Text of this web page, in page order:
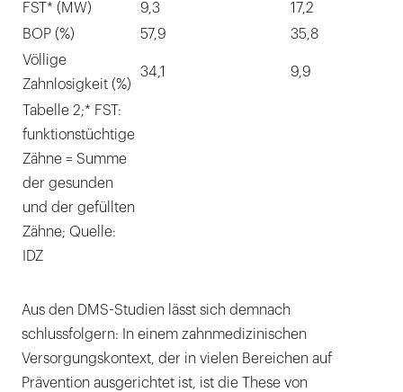
FST* (MW) 9,3
17,2
BOP (%)
57,9
35,8
Völlige
Zahnlosigkeit (%)
34,1 9,9
Tabelle 2;* FST:
funktionstüchtige
Zähne = Summe
der gesunden
und der gefüllten
Zähne; Quelle:
IDZ
Aus den DMS-Studien lässt sich demnach
schlussfolgern: In einem zahnmedizinischen
Versorgungskontext, der in vielen Bereichen auf
Prävention ausgerichtet ist, ist die These von